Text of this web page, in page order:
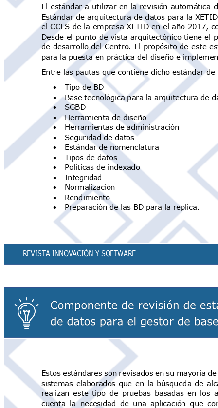
El estándar a utilizar en la revisión automática
Estándar de arquitectura de datos para la
el CCES de la empresa XETID en el año 2017,
Desde el punto de vista arquitectónico tiene el
de desarrollodel Centro. El propósito de este
para la puesta en práctica del diseño e
Entre las pautas que contiene dicho estándar
•
•
•
•
•
•
•
•
•
•
•
•
•
Tipo de BD
Base tecnológica para la arquitectura de
SGBD
Herramienta de diseño
Herramientas de administración
Seguridad de datos
Estándar de nomenclatura
Tipos de datos
Políticas de indexado
Integridad
Normalización
Rendimiento
Preparación de las BD para la replica.
REVISTA INNOVACIÓN Y SOFTWARE
Estos estándares son revisados en su mayoría
sistemas elaborados que en la búsqueda de
realizan este tipo de pruebas basadas en
cuenta la necesidad de una aplicación que